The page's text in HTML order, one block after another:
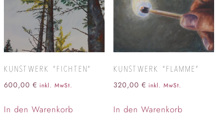
KUNSTWERK “FICHTEN”
600,00 € inkl. MwSt.
In den Warenkorb
KUNSTWERK “FLAMME”
320,00 € inkl. MwSt.
In den Warenkorb